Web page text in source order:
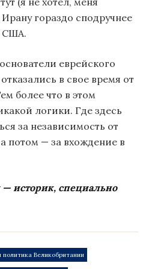
гораздо сподручнее
США.
еврейского
в свое время от
более что в этом
логики. Где здесь
за независимость от
потом — за вхождение в
историк, специально
политика Великобритании